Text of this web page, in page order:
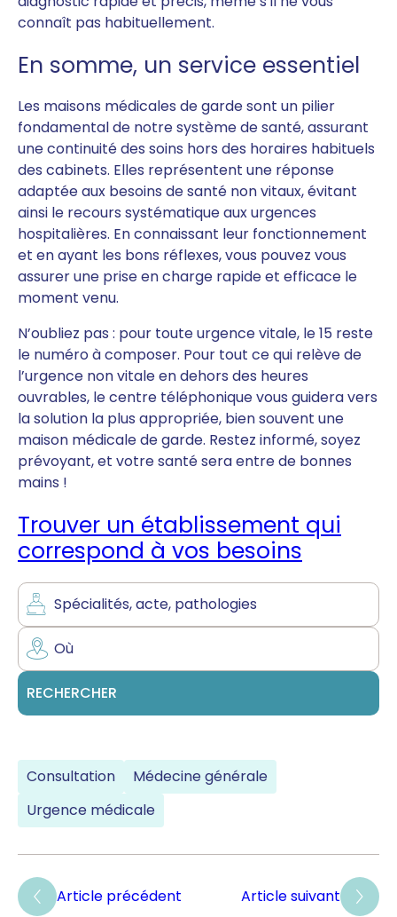
connaît pas habituellement.
En somme, un service essentiel
Les maisons médicales de garde sont un pilier
fondamental de notre système de santé, assurant
une continuité des soins hors des horaires habituels
des cabinets. Elles représentent une réponse
adaptée aux besoins de santé non vitaux, évitant
ainsi le recours systématique aux urgences
hospitalières. En connaissant leur fonctionnement
et en ayant les bons réflexes, vous pouvez vous
assurer une prise en charge rapide et efficace le
moment venu.
N’oubliez pas : pour toute urgence vitale, le 15 reste
le numéro à composer. Pour tout ce qui relève de
l’urgence non vitale en dehors des heures
ouvrables, le centre téléphonique vous guidera vers
la solution la plus appropriée, bien souvent une
maison médicale de garde. Restez informé, soyez
prévoyant, et votre santé sera entre de bonnes
mains !
Trouver un établissement qui
correspond à vos besoins
Consultation
Médecine générale
Urgence médicale
Article précédent Article suivant